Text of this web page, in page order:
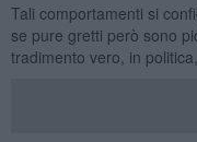
Tali comportamenti si
se pure gretti però sono
tradimento vero, in